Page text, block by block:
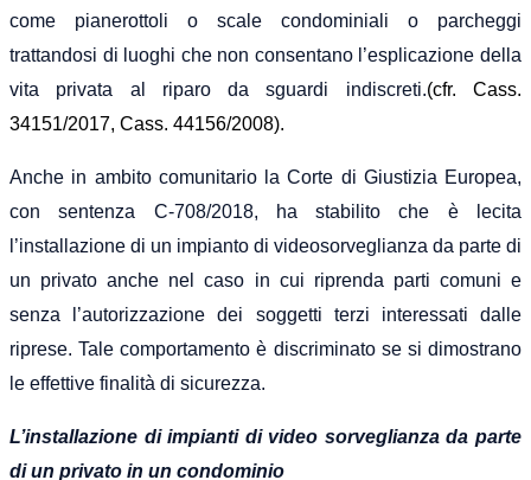
come pianerottoli o scale condominiali o parcheggi
trattandosi di luoghi che non consentano l’esplicazione della
vita privata al riparo da sguardi indiscreti.(cfr. Cass.
34151/2017, Cass. 44156/2008).
Anche in ambito comunitario la Corte di Giustizia Europea,
con sentenza C-708/2018, ha stabilito che è lecita
l’installazione di un impianto di videosorveglianza da parte di
un privato anche nel caso in cui riprenda parti comuni e
senza l’autorizzazione dei soggetti terzi interessati dalle
riprese. Tale comportamento è discriminato se si dimostrano
le effettive finalità di sicurezza.
L’installazione di impianti di video sorveglianza da parte
diun privato in un condominio